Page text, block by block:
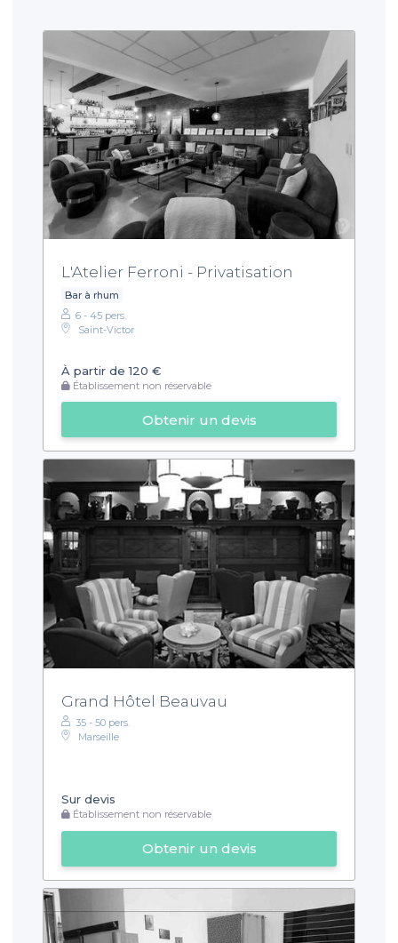
L'Atelier Ferroni - Privatisation
Bar à rhum
6 - 45 pers.
Saint-Victor
À partir de 120 €
Établissement non réservable
Obtenir un devis
Grand Hôtel Beauvau
35 - 50 pers.
Marseille
Sur devis
Établissement non réservable
Obtenir un devis